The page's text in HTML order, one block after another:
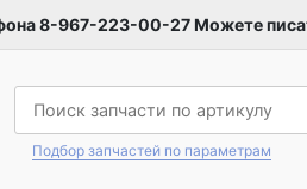
8-967-223-00-27 Можете
Подбор запчастей по параметрам